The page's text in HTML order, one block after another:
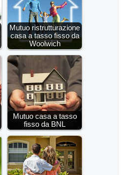
Mutuo ristrutturazione
casa a tasso fisso da
Woolwich
Mutuo casa a tasso
fisso da BNL